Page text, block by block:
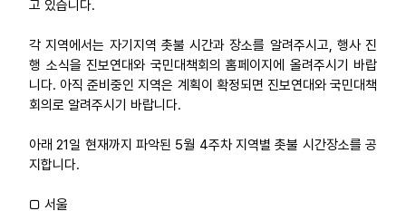
고 있습니다.
각 지역에서는 자기지역 촛불 시간과 장소를 알려주시고, 행사 진
행 소식을 진보연대와 국민대책회의 홈페이지에 올려주시기 바랍
니다. 아직 준비중인 지역은 계획이 확정되면 진보연대와 국민대책
회의로 알려주시기 바랍니다.
아래 21일 현재까지 파악된 5월 4주차 지역별 촛불 시간장소를 공
지합니다.
□ 서울
부설기관
업무